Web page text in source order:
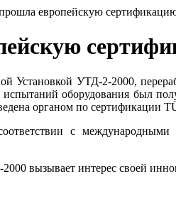
европейскую
Установкой УТД-2-2000,
оборудования был
органом по сертификации
с
вызывает интерес своей